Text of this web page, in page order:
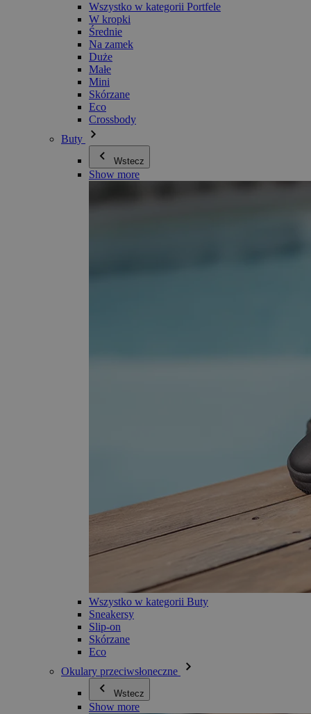
Wszystko w kategorii Portfele
W kropki
Średnie
Na zamek
Duże
Małe
Mini
Skórzane
Eco
Crossbody
Buty
Wstecz
Show more
Wszystko w kategorii Buty
Sneakersy
Slip-on
Skórzane
Eco
Okulary przeciwsłoneczne
Wstecz
Show more